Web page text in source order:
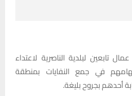
تابعين لبلدية الناصرية لاعتداء
في جمع النفايات بمنطقة
أحدهم بجروح بليغة.